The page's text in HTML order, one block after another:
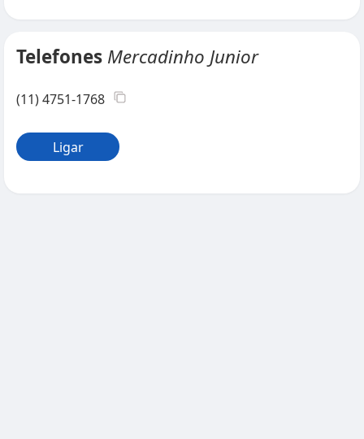
Telefones Mercadinho Junior
(11) 4751-1768
Ligar